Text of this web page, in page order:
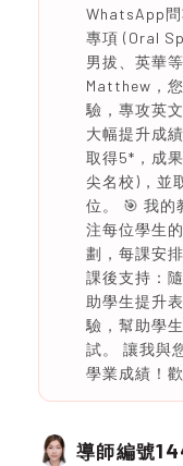
WhatsApp問
專項 (Oral
男拔、英華
Matthew，
驗，專攻英
大幅提升成
取得5*，成
尖名校)，並
位。 🎯 我的
注每位學生
劃，每課安
課後支持：
助學生提升
驗，幫助學
試。 讓我與
學業成績！
導師編號